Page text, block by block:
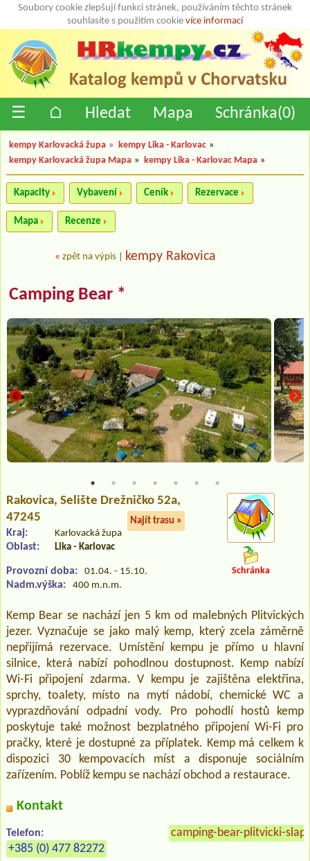
Soubory cookie zlepšují funkci stránek, používáním těchto stránek
souhlasíte s použitím cookie více informací
☰ ⌂ Hledat Mapa Schránka(0)
kempy Karlovacká župa » kempy Lika - Karlovac »
kempy Karlovacká župa Mapa » kempy Lika - Karlovac Mapa »
Kapacity Vybavení Ceník Rezervace
Mapa Recenze
« zpět na výpis kempy Rakovica
Camping Bear *
Rakovica, Selište Drežničko 52a,
47245
Najít trasu »
Kraj: Karlovacká župa
Oblast: Lika - Karlovac
Provozní doba: 01.04. - 15.10.
Nadm.výška: 400 m.n.m.
Schránka
Kemp Bear se nachází jen 5 km od malebných Plitvických
jezer. Vyznačuje se jako malý kemp, který zcela záměrně
nepřijímá rezervace. Umístění kempu je přímo u hlavní
silnice, která nabízí pohodlnou dostupnost. Kemp nabízí
Wi-Fi připojení zdarma. V kempu je zajištěna elektřina,
sprchy, toalety, místo na mytí nádobí, chemické WC a
vyprazdňování odpadní vody. Pro pohodlí hostů kemp
poskytuje také možnost bezplatného připojení Wi-Fi pro
pračky, které je dostupné za příplatek. Kemp má celkem k
dispozici 30 kempovacích míst a disponuje sociálním
zařízením. Poblíž kempu se nachází obchod a restaurace.
Kontakt
Telefon:
+385 (0) 477 82272
camping-bear-plitvicki-